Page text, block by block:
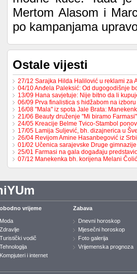
Mertom Alasom i
po kampanjama
Ostale vijesti
27/12 Sarajka Hilda Halilović u reklami za
04/10 Anđela Paleksić: Od dugogodišnje
13/09 Hana savjetuje: Nije bitno da li
06/09 Prva finalistica s hidžabom na
16/08 "Mala" iz spota Jale Brata:
21/06 Beauty druženje "Mi biramo
24/05 Kreacije Belme Tvico-Stambol
17/05 Lamija Suljević, bh. dizajnerica u
26/04 Revijom Amine Hasanbegović iz
01/02 Učenica sarajevske Druge
25/01 Farmasi na gala događaju
07/12 Manekenka bh. korijena Melani
vrijeme
Moda
Zdravlje
Turistički vodič
Tehnologija
Kompjuteri i internet
Zabava
Dnevni horoskop
Mjesečni horoskop
Foto galerija
Vrijemenska prognoza